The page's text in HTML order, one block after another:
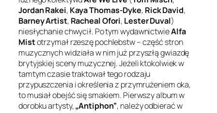
Jordan Rakei, Kaya Thomas-Dyke, Rick David,
Barney Artist, Racheal Ofori, Lester Duval)
niesłychanie chwycił. Po tym wydawnictwieAlfa
Mistotrzymał rzeszę pochlebstw – część stron
muzycznych widziała w nim już przyszłą gwiazdę
brytyjskiej sceny muzycznej. Jeżeli ktokolwiek w
tamtym czasie traktował tego rodzaju
przypuszczenia i określenia z przymrużeniem oka,
to musiał obejść się smakiem. Pierwszy album w
dorobku artysty,„Antiphon”, należy odbierać w